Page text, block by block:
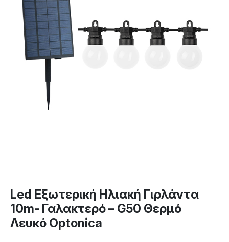
Led Εξωτερική Ηλιακή Γιρλάντα
10m- Γαλακτερό – G50 Θερμό
Λευκό Optonica